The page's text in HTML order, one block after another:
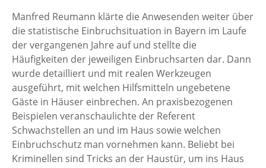
Manfred Reumann klärte die Anwesenden weiter über
die statistische Einbruchsituation in Bayern im Laufe
der vergangenen Jahre auf und stellte die
Häufigkeiten der jeweiligen Einbruchsarten dar. Dann
wurde detailliert und mit realen Werkzeugen
ausgeführt, mit welchen Hilfsmitteln ungebetene
Gäste in Häuser einbrechen. An praxisbezogenen
Beispielen veranschaulichte der Referent
Schwachstellen an und im Haus sowie welchen
Einbruchschutz man vornehmen kann. Beliebt bei
Kriminellen sind Tricks an der Haustür, um ins Haus